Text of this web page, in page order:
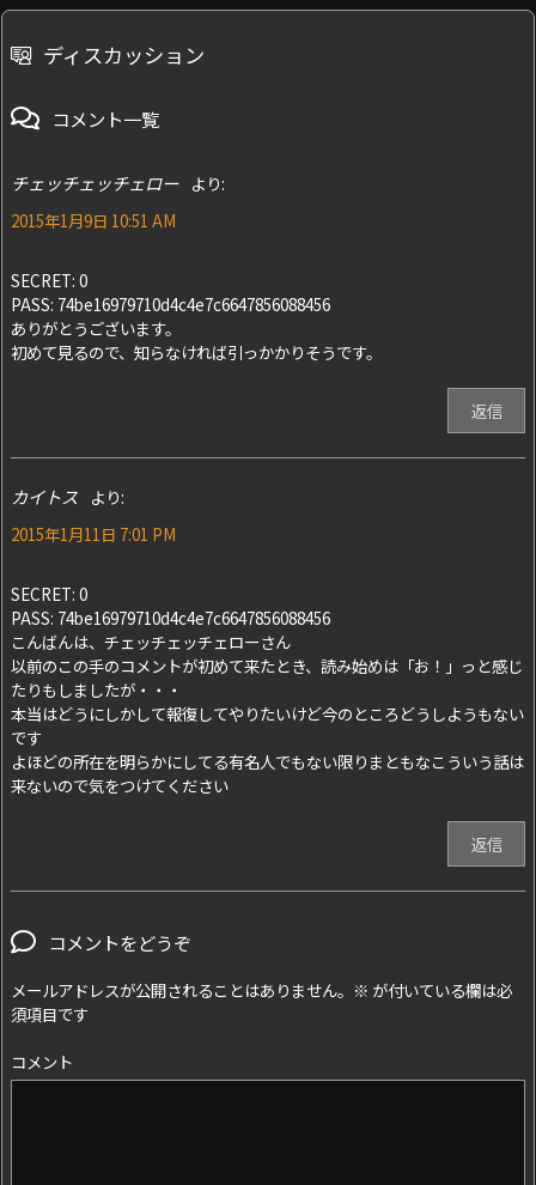
ディスカッション
コメント一覧
チェッチェッチェロー より:
2015年1月9日 10:51 AM
SECRET: 0
PASS: 74be16979710d4c4e7c6647856088456
ありがとうございます。
初めて見るので、知らなければ引っかかりそうです。
返信
カイトス より:
2015年1月11日 7:01 PM
SECRET: 0
PASS: 74be16979710d4c4e7c6647856088456
こんばんは、チェッチェッチェローさん
以前のこの手のコメントが初めて来たとき、読み始めは「お！」っと感じ
たりもしましたが・・・
本当はどうにしかして報復してやりたいけど今のところどうしようもない
です
よほどの所在を明らかにしてる有名人でもない限りまともなこういう話は
来ないので気をつけてください
返信
コメントをどうぞ
メールアドレスが公開されることはありません。 ※ が付いている欄は必
須項目です
コメント